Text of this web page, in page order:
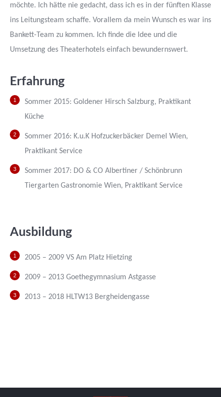
möchte. Ich hätte nie gedacht, dass ich es in der fünften Klasse
ins Leitungsteam schaffe. Vorallem da mein Wunsch es war ins
Bankett-Team zu kommen. Ich finde die Idee und die
Umsetzung des Theaterhotels einfach bewundernswert.
Erfahrung
Sommer 2015: Goldener Hirsch Salzburg, Praktikant
Küche
Sommer 2016: K.u.K Hofzuckerbäcker Demel Wien,
Praktikant Service
Sommer 2017: DO & CO Albertiner / Schönbrunn
Tiergarten Gastronomie Wien, Praktikant Service
Ausbildung
2005 – 2009 VS Am Platz Hietzing
2009 – 2013 Goethegymnasium Astgasse
2013 – 2018 HLTW13 Bergheidengasse